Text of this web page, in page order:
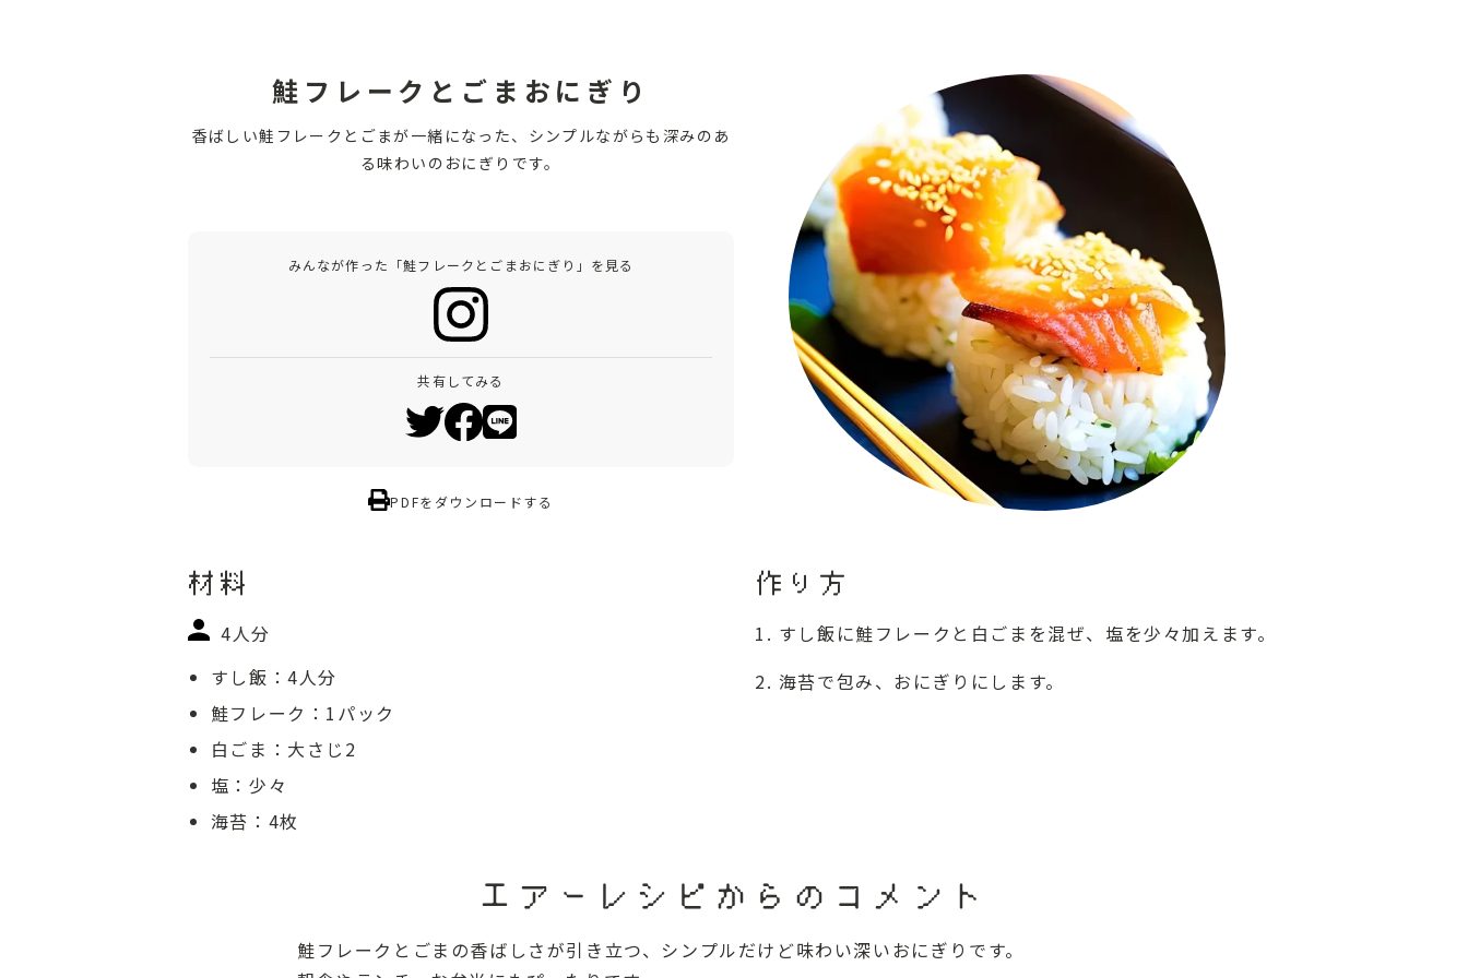
鮭フレークとごまおにぎり
香ばしい鮭フレークとごまが一緒になった、シンプルながらも深みのあ
る味わいのおにぎりです。
みんなが作った「鮭フレークとごまおにぎり」を見る
共有してみる
PDFをダウンロードする
材料
4人分
すし飯：4人分
鮭フレーク：1パック
白ごま：大さじ2
塩：少々
海苔：4枚
作り方
すし飯に鮭フレークと白ごまを混ぜ、塩を少々加えます。
海苔で包み、おにぎりにします。
エアーレシピからのコメント
鮭フレークとごまの香ばしさが引き立つ、シンプルだけど味わい深いおにぎりです。